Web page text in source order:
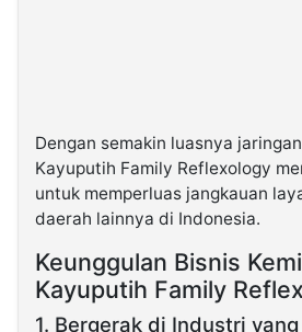
Dengan semakin luasnya
Kayuputih Family Reflexology
untuk memperluas jangkauan
daerah lainnya di Indonesia.
Keunggulan Bisnis
Kayuputih Family
1. Bergerak di Industri